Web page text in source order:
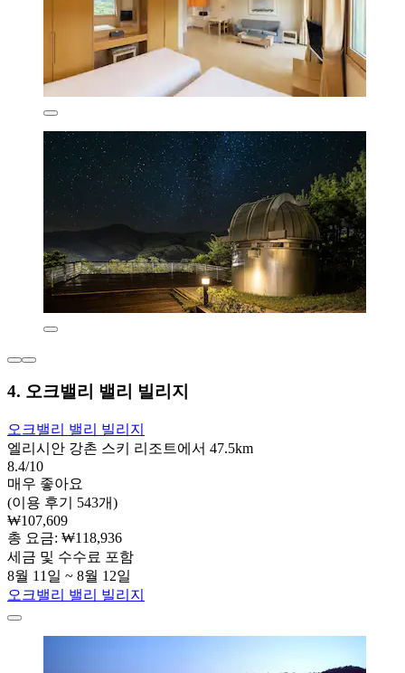
4. 오크밸리 밸리 빌리지
오크밸리 밸리 빌리지
엘리시안 강촌 스키 리조트에서 47.5km
8.4/10
매우 좋아요
(이용 후기 543개)
₩107,609
총 요금: ₩118,936
세금 및 수수료 포함
8월 11일 ~ 8월 12일
오크밸리 밸리 빌리지